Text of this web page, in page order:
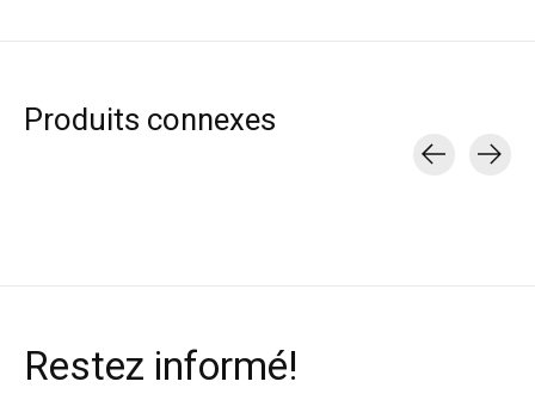
Produits connexes
Restez informé!